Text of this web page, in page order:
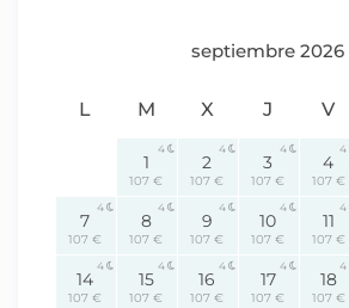
septiembre 2026
L M X J V
1
107 €
4
2
107 €
4
3
107 €
4
4
107 €
4
7
107 €
4
8
107 €
4
9
107 €
4
10
107 €
4
11
107 €
4
14
107 €
4
15
107 €
4
16
107 €
4
17
107 €
4
18
107 €
4